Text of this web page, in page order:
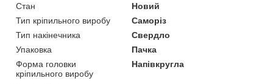
Стан
Новий
Тип кріпильного виробу
Саморіз
Тип накінечника
Свердло
Упаковка
Пачка
Форма головки
кріпильного виробу
Напівкругла